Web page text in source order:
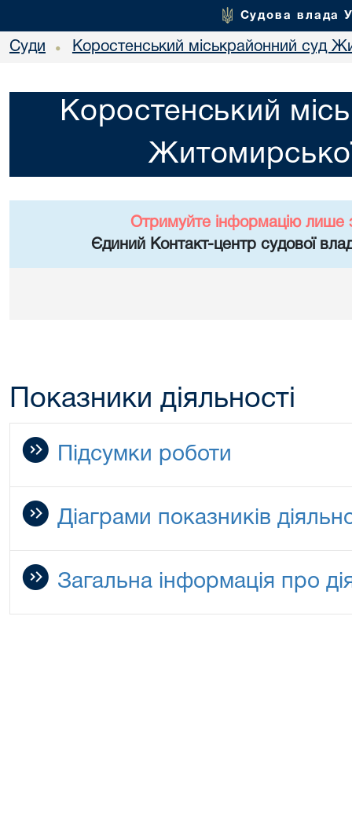
Судова влада
Суди • Коростенський міськрайонний суд
Коростенський
Отримуйте інформацію лише
Єдиний Контакт-центр судової
Показники діяльності
Підсумки роботи
Діаграми показників
Загальна інформація про